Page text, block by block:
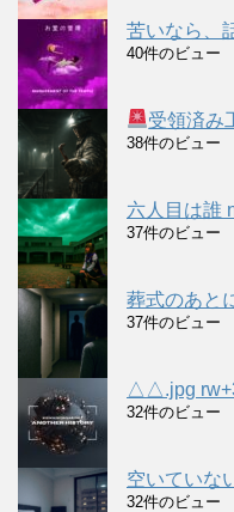
苦いなら、
40件のビュー
受領済み
38件のビュー
六人目は誰
37件のビュー
葬式のあと
37件のビュー
△△.jpg
32件のビュー
空いていな
32件のビュー